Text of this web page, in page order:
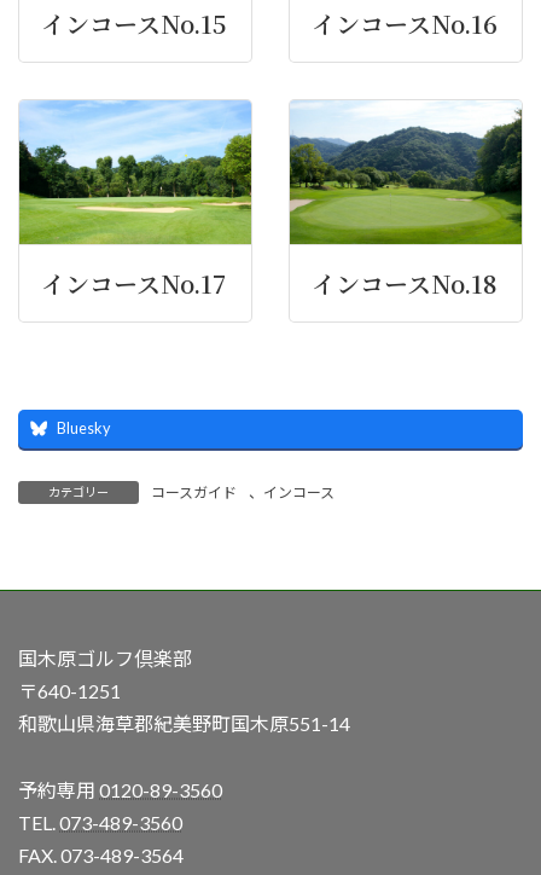
インコースNo.15 インコースNo.16
インコースNo.17 インコースNo.18
Bluesky
カテゴリー コースガイド 、 インコース
国木原ゴルフ倶楽部
〒640-1251
和歌山県海草郡紀美野町国木原551-14
予約専用 0120-89-3560
TEL.073-489-3560
FAX. 073-489-3564